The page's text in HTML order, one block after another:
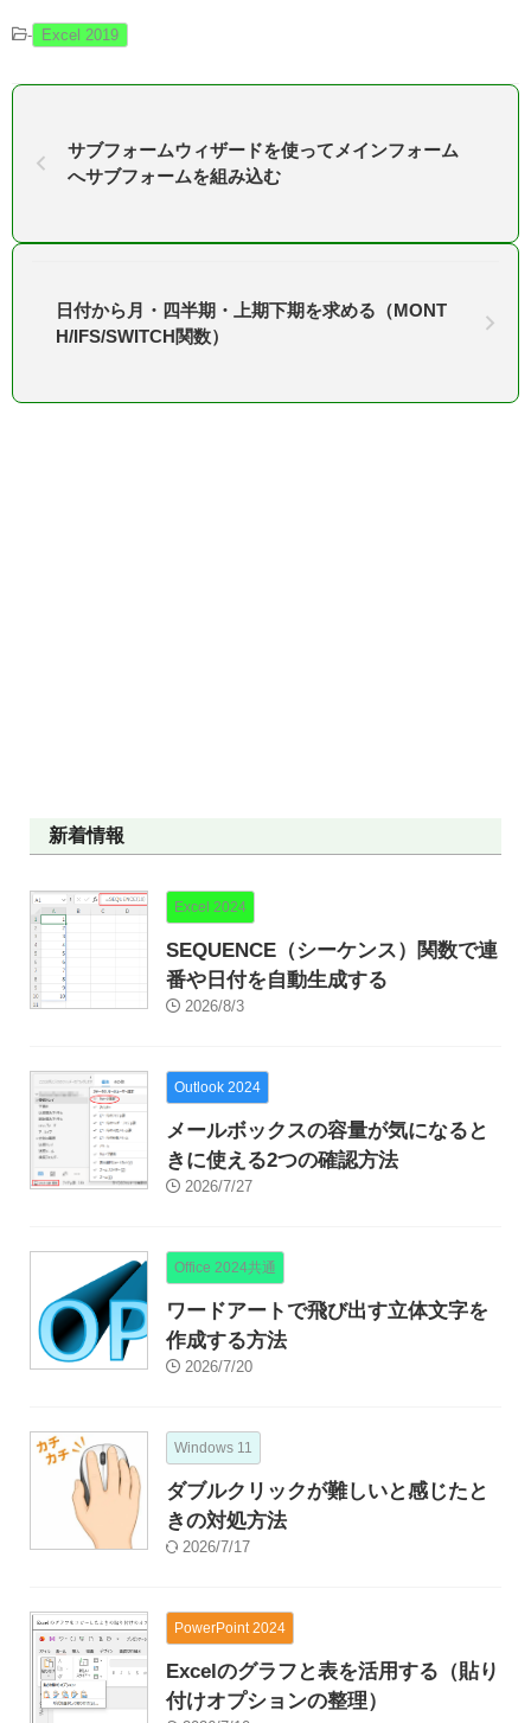
- Excel 2019
サブフォームウィザードを使ってメインフォーム
へサブフォームを組み込む
日付から月・四半期・上期下期を求める（MONT
H/IFS/SWITCH関数）
新着情報
Excel 2024
SEQUENCE（シーケンス）関数で連
番や日付を自動生成する
2026/8/3
Outlook 2024
メールボックスの容量が気になると
きに使える2つの確認方法
2026/7/27
Office 2024共通
ワードアートで飛び出す立体文字を
作成する方法
2026/7/20
Windows 11
ダブルクリックが難しいと感じたと
きの対処方法
2026/7/17
PowerPoint 2024
Excelのグラフと表を活用する（貼り
付けオプションの整理）